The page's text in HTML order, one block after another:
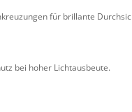
für brillante
bei hoher Lichtausbeute.